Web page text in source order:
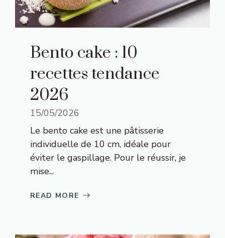
Bento cake : 10
recettes tendance
2026
15/05/2026
Le bento cake est une pâtisserie
individuelle de 10 cm, idéale pour
éviter le gaspillage. Pour le réussir, je
mise...
READ MORE